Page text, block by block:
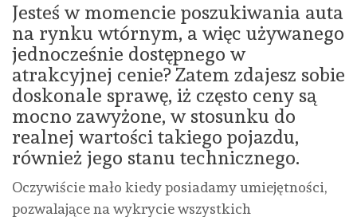
Jesteś w momencie poszukiwania auta
na rynku wtórnym, a więc używanego
jednocześnie dostępnego w
atrakcyjnej cenie? Zatem zdajesz sobie
doskonale sprawę, iż często ceny są
mocno zawyżone, w stosunku do
realnej wartości takiego pojazdu,
również jego stanu technicznego.
Oczywiście mało kiedy posiadamy umiejętności,
pozwalające na wykrycie wszystkich